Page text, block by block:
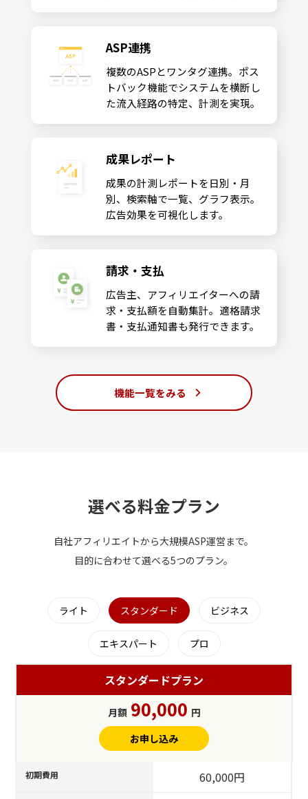
ASP連携
複数のASPとワンタグ連携。ポス
トバック機能でシステムを横断し
た流入経路の特定、計測を実現。
成果レポート
成果の計測レポートを日別・月
別、検索軸で一覧、グラフ表示。
広告効果を可視化します。
請求・支払
広告主、アフィリエイターへの請
求・支払額を自動集計。適格請求
書・支払通知書も発行できます。
機能一覧をみる
選べる料金プラン
自社アフィリエイトから大規模ASP運営まで。
目的に合わせて選べる5つのプラン。
ライト スタンダード ビジネス
エキスパート プロ
スタンダードプラン
月額 90,000 円
お申し込み
初期費用 60,000円